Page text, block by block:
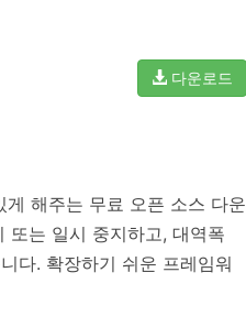
다운로드
해주는 무료 오픈 소스 다운
또는 일시 중지하고, 대역폭
다. 확장하기 쉬운 프레임워